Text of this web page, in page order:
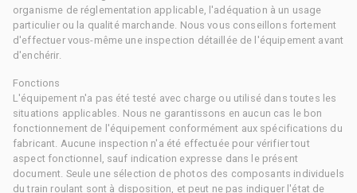
organisme de réglementation applicable, l'adéquation à un usage
particulier ou la qualité marchande. Nous vous conseillons fortement
d'effectuer vous-même une inspection détaillée de l'équipement avant
d'enchérir.
Fonctions
L'équipement n'a pas été testé avec charge ou utilisé dans toutes les
situations applicables. Nous ne garantissons en aucun cas le bon
fonctionnement de l'équipement conformément aux spécifications du
fabricant. Aucune inspection n'a été effectuée pour vérifier tout
aspect fonctionnel, sauf indication expresse dans le présent
document. Seule une sélection de photos des composants individuels
du train roulant sont à disposition, et peut ne pas indiquer l'état de